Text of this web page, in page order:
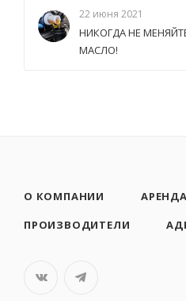
22 июня 2021
НИКОГДА НЕ
МАСЛО!
О КОМПАНИИ
ПРОИЗВОДИТЕЛИ